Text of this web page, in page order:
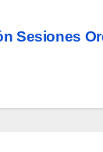
Sesiones